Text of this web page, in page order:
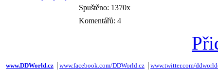
Spuštěno: 1370x
Komentářů: 4
www.DDWorld.cz www.facebook.com/DDWorld.cz www.twitter.com/